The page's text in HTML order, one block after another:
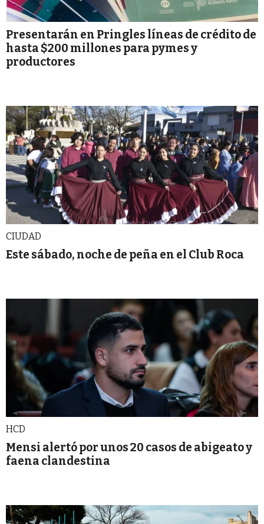
Presentarán en Pringles líneas de crédito de
hasta $200 millones para pymes y
productores
CIUDAD
Este sábado, noche de peña en el Club Roca
HCD
Mensi alertó por unos 20 casos de abigeato y
faena clandestina